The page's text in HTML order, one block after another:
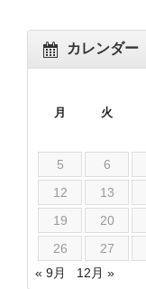
カレンダー
月 火
5
6
12
13
19
20
26
27
« 9月
12月 »